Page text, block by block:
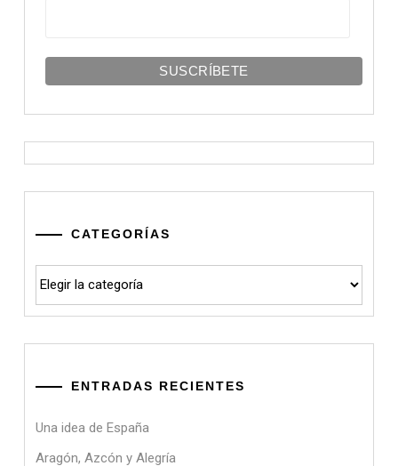
CATEGORÍAS
ENTRADAS RECIENTES
Una idea de España
Aragón, Azcón y Alegría